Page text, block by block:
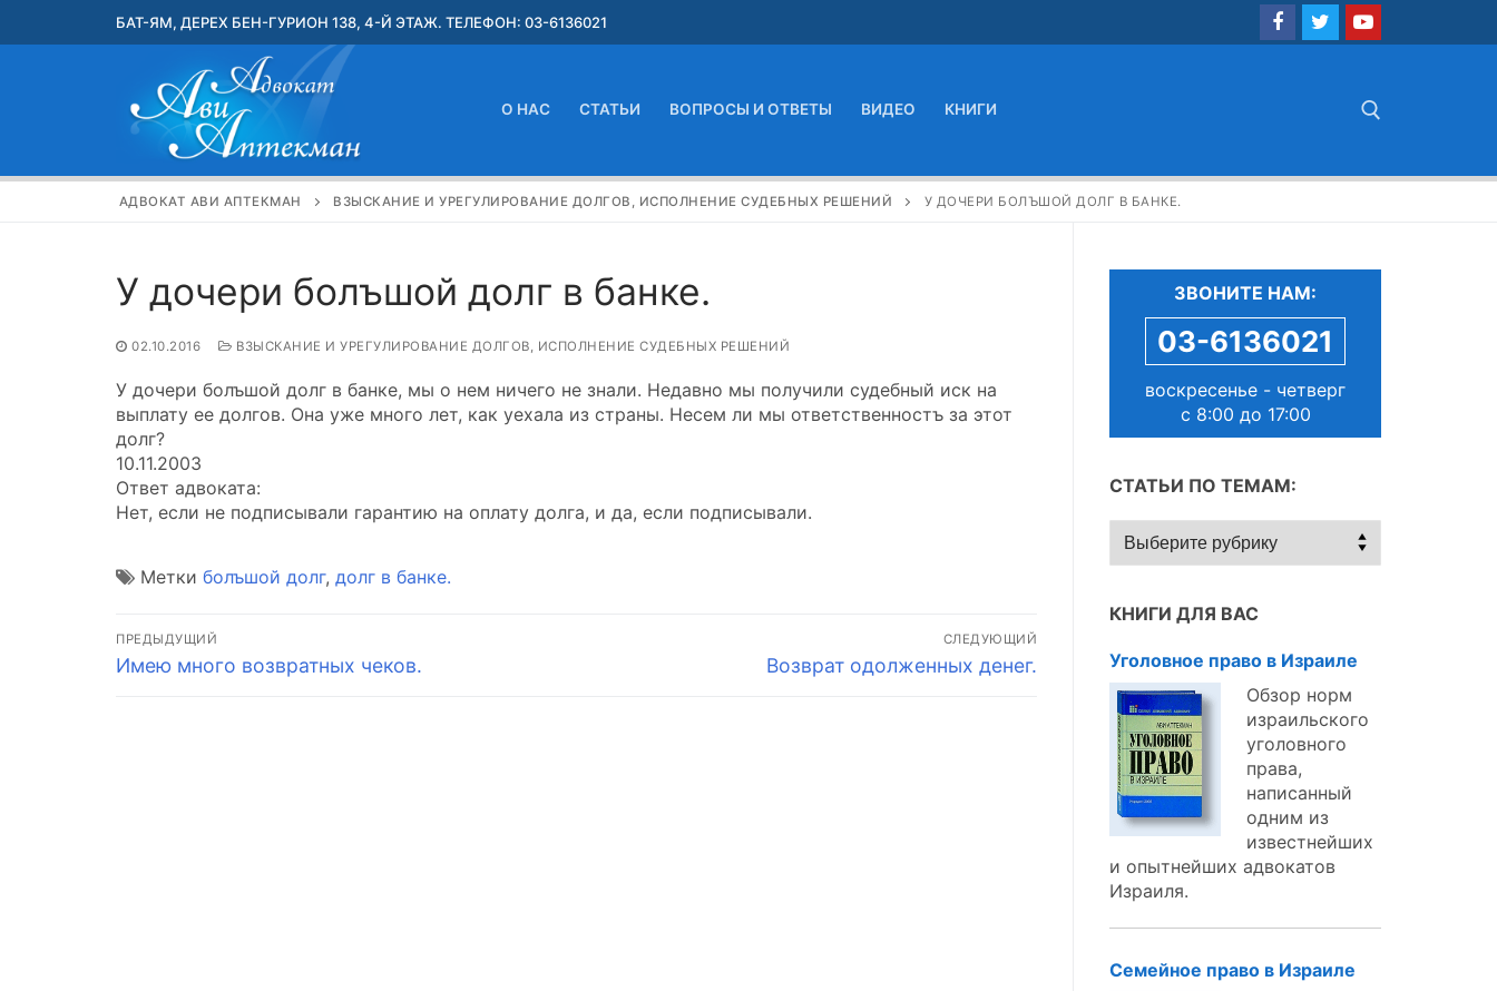
БАТ-ЯМ, ДЕРЕХ БЕН-ГУРИОН 138, 4-Й ЭТАЖ. ТЕЛЕФОН: 03-6136021
О НАС СТАТЬИ ВОПРОСЫ И ОТВЕТЫ ВИДЕО КНИГИ
Найти:
АДВОКАТ АВИ АПТЕКМАН ВЗЫСКАНИЕ И УРЕГУЛИРОВАНИЕ ДОЛГОВ, ИСПОЛНЕНИЕ СУДЕБНЫХ РЕШЕНИЙ У ДОЧЕРИ БОЛЪШОЙ ДОЛГ В БАНКЕ.
У дочери болъшой долг в банке.
02.10.2016 ВЗЫСКАНИЕ И УРЕГУЛИРОВАНИЕ ДОЛГОВ, ИСПОЛНЕНИЕ СУДЕБНЫХ РЕШЕНИЙ
У дочери болъшой долг в банке, мы о нем ничего не знали. Недавно мы получили судебный иск на
выплату ее долгов. Она уже много лет, как уехала из страны. Несем ли мы ответственностъ за этот
долг?
10.11.2003
Ответ адвоката:
Нет, если не подписывали гарантию на оплату долга, и да, если подписывали.
Метки болъшой долг, долг в банке.
Навигация
по
ПРЕДЫДУЩИЙ
Предыдущая
Имею много возвратных чеков.
СЛЕДУЮЩИЙ
Следующая
Возврат одолженных денег.
ЗВОНИТЕ НАМ:
03-6136021
воскресенье - четверг
с 8:00 до 17:00
СТАТЬИ ПО ТЕМАМ:
Статьи
по
КНИГИ ДЛЯ ВАС
Уголовное право в Израиле
Обзор норм
израильского
уголовного
права,
написанный
одним из
известнейших
и опытнейших адвокатов
Израиля.
Семейное право в Израиле